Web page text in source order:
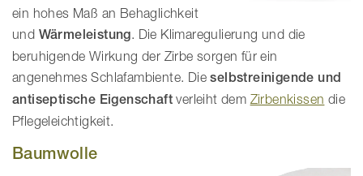
ein hohes Maß an Behaglichkeit
und Wärmeleistung. Die Klimaregulierung und die
beruhigende Wirkung der Zirbe sorgen für ein
angenehmes Schlafambiente. Dieselbstreinigende und
antiseptische Eigenschaft verleiht dem Zirbenkissen die
Pflegeleichtigkeit.
Baumwolle